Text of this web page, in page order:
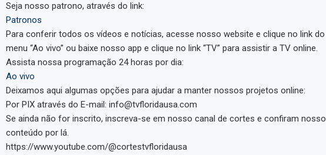
Seja nosso patrono, através do link:
Patronos
Para conferir todos os vídeos e notícias, acesse nosso website e clique no link do
menu “Ao vivo” ou baixe nosso app e clique no link “TV” para assistir a TV online.
Assista nossa programação 24 horas por dia:
Ao vivo
Deixamos aqui algumas opções para ajudar a manter nossos projetos online:
Por PIX através do E-mail: info@tvfloridausa.com
Se ainda não for inscrito, inscreva-se em nosso canal de cortes e confiram nosso
conteúdo por lá.
https://www.youtube.com/@cortestvfloridausa